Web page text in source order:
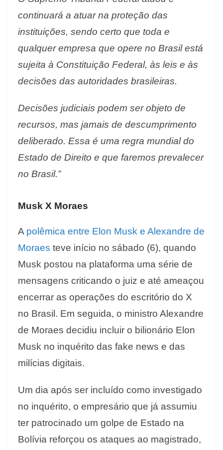
continuará a atuar na proteção das
instituições, sendo certo que toda e
qualquer empresa que opere no Brasil está
sujeita à Constituição Federal, às leis e às
decisões das autoridades brasileiras.
Decisões judiciais podem ser objeto de
recursos, mas jamais de descumprimento
deliberado. Essa é uma regra mundial do
Estado de Direito e que faremos prevalecer
no Brasil.”
Musk X Moraes
A polêmica entre Elon Musk e Alexandre de
Moraes teve início no sábado (6), quando
Musk postou na plataforma uma série de
mensagens criticando o juiz e até ameaçou
encerrar as operações do escritório do X
no Brasil. Em seguida, o ministro Alexandre
de Moraes decidiu incluir o bilionário Elon
Musk no inquérito das fake news e das
milícias digitais.
Um dia após ser incluído como investigado
no inquérito, o empresário que já assumiu
ter patrocinado um golpe de Estado na
Bolívia reforçou os ataques ao magistrado,